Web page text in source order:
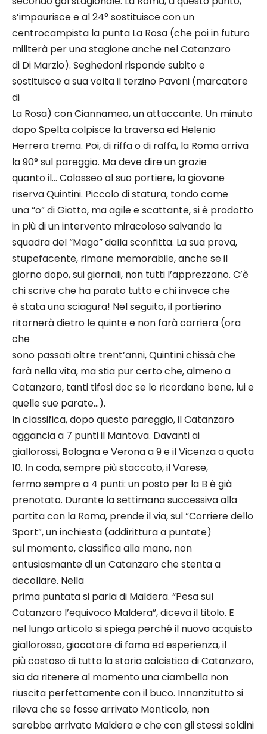
s’impaurisce e al 24° sostituisce con un
centrocampista la punta La Rosa (che poi in futuro
militerà per una stagione anche nel Catanzaro
di Di Marzio). Seghedoni risponde subito e
sostituisce a sua volta il terzino Pavoni (marcatore
di
La Rosa) con Ciannameo, un attaccante. Un minuto
dopo Spelta colpisce la traversa ed Helenio
Herrera trema. Poi, di riffa o di raffa, la Roma arriva
la 90° sul pareggio. Ma deve dire un grazie
quanto il… Colosseo al suo portiere, la giovane
riserva Quintini. Piccolo di statura, tondo come
una “o” di Giotto, ma agile e scattante, si è prodotto
in più di un intervento miracoloso salvando la
squadra del “Mago” dalla sconfitta. La sua prova,
stupefacente, rimane memorabile, anche se il
giorno dopo, sui giornali, non tutti l’apprezzano. C’è
chi scrive che ha parato tutto e chi invece che
è stata una sciagura! Nel seguito, il portierino
ritornerà dietro le quinte e non farà carriera (ora
che
sono passati oltre trent’anni, Quintini chissà che
farà nella vita, ma stia pur certo che, almeno a
Catanzaro, tanti tifosi doc se lo ricordano bene, lui e
quelle sue parate…).
In classifica, dopo questo pareggio, il Catanzaro
aggancia a 7 punti il Mantova. Davanti ai
giallorossi, Bologna e Verona a 9 e il Vicenza a quota
10. In coda, sempre più staccato, il Varese,
fermo sempre a 4 punti: un posto per la B è già
prenotato. Durante la settimana successiva alla
partita con la Roma, prende il via, sul “Corriere dello
Sport”, un inchiesta (addirittura a puntate)
sul momento, classifica alla mano, non
entusiasmante di un Catanzaro che stenta a
decollare. Nella
prima puntata si parla di Maldera. “Pesa sul
Catanzaro l’equivoco Maldera”, diceva il titolo. E
nel lungo articolo si spiega perché il nuovo acquisto
giallorosso, giocatore di fama ed esperienza, il
più costoso di tutta la storia calcistica di Catanzaro,
sia da ritenere al momento una ciambella non
riuscita perfettamente con il buco. Innanzitutto si
rileva che se fosse arrivato Monticolo, non
sarebbe arrivato Maldera e che con gli stessi soldini